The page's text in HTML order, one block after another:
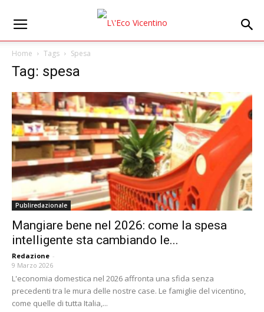
Home Tags Spesa
Tag: spesa
Publiredazionale
Mangiare bene nel 2026: come la spesa
intelligente sta cambiando le...
Redazione -
9 Marzo 2026
L'economia domestica nel 2026 affronta una sfida senza
precedenti tra le mura delle nostre case. Le famiglie del vicentino,
come quelle di tutta Italia,...